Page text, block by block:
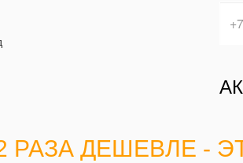
РАЗА ДЕШЕВЛЕ -